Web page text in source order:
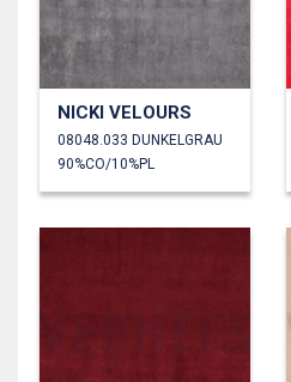
NICKI VELOURS
08048.033 DUNKELGRAU
90%CO/10%PL